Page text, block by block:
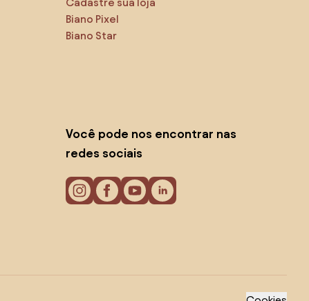
Cadastre sua loja
Biano Pixel
Biano Star
Você pode nos encontrar nas
redes sociais